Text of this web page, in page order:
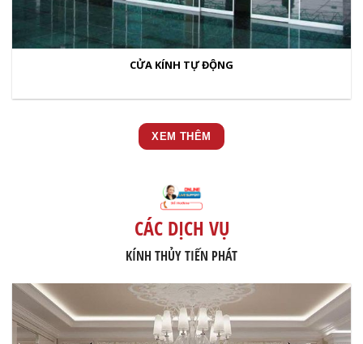
CỬA KÍNH TỰ ĐỘNG
XEM THÊM
CÁC DỊCH VỤ
KÍNH THỦY TIẾN PHÁT